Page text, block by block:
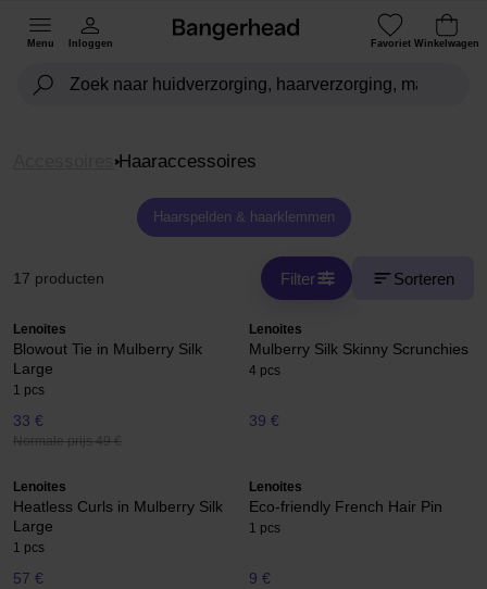
Menu Inloggen Favoriet Winkelwagen
Haaraccessoires
Haarspelden & haarklemmen
17 producten Filter Sorteren
Lenoites
Blowout Tie in Mulberry Silk
Large
1 pcs
33 €
Normale prijs 49 €
Lenoites
Mulberry Silk Skinny Scrunchies
4 pcs
39 €
Lenoites
Heatless Curls in Mulberry Silk
Large
1 pcs
57 €
Lenoites
Eco-friendly French Hair Pin
1 pcs
9 €